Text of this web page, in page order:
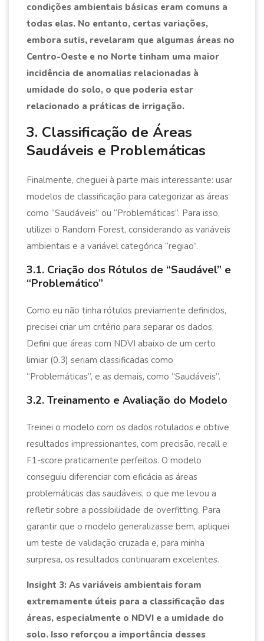
condições ambientais básicas eram comuns a
todas elas. No entanto, certas variações,
embora sutis, revelaram que algumas áreas no
Centro-Oeste e no Norte tinham uma maior
incidência de anomalias relacionadas à
umidade do solo, o que poderia estar
relacionado a práticas de irrigação.
3. Classificação de Áreas
Saudáveis e Problemáticas
Finalmente, cheguei à parte mais interessante: usar
modelos de classificação para categorizar as áreas
como “Saudáveis” ou “Problemáticas”. Para isso,
utilizei o Random Forest, considerando as variáveis
ambientais e a variável categórica “regiao”.
3.1. Criação dos Rótulos de “Saudável” e
“Problemático”
Como eu não tinha rótulos previamente definidos,
precisei criar um critério para separar os dados.
Defini que áreas com NDVI abaixo de um certo
limiar (0.3) seriam classificadas como
“Problemáticas”, e as demais, como “Saudáveis”.
3.2. Treinamento e Avaliação do Modelo
Treinei o modelo com os dados rotulados e obtive
resultados impressionantes, com precisão, recall e
F1-score praticamente perfeitos. O modelo
conseguiu diferenciar com eficácia as áreas
problemáticas das saudáveis, o que me levou a
refletir sobre a possibilidade de overfitting. Para
garantir que o modelo generalizasse bem, apliquei
um teste de validação cruzada e, para minha
surpresa, os resultados continuaram excelentes.
Insight 3: As variáveis ambientais foram
extremamente úteis para a classificação das
áreas, especialmente o NDVI e a umidade do
solo. Isso reforçou a importância desses